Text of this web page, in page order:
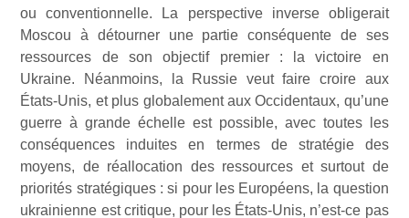
ou conventionnelle. La perspective inverse obligerait
Moscou à détourner une partie conséquente de ses
ressources de son objectif premier : la victoire en
Ukraine. Néanmoins, la Russie veut faire croire aux
États-Unis, et plus globalement aux Occidentaux, qu’une
guerre à grande échelle est possible, avec toutes les
conséquences induites en termes de stratégie des
moyens, de réallocation des ressources et surtout de
priorités stratégiques : si pour les Européens, la question
ukrainienne est critique, pour les États-Unis, n’est-ce pas